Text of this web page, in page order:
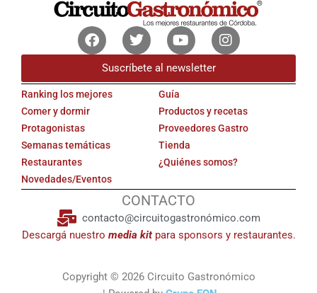
FacebookTwitterYoutubeInstagram
Suscríbete al newsletter
Ranking los mejores
Comer y dormir
Protagonistas
Semanas temáticas
Restaurantes
Novedades/Eventos
Guía
Productos y recetas
Proveedores Gastro
Tienda
¿Quiénes somos?
CONTACTO
contacto@circuitogastronómico.com
Descargá nuestro media kitpara sponsors y restaurantes.
Copyright © 2026 Circuito Gastronómico